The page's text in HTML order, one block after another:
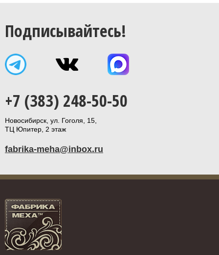
Подписывайтесь!
+7 (383) 248-50-50
Новосибирск, ул. Гоголя, 15,
ТЦ Юпитер, 2 этаж
fabrika-meha@inbox.ru